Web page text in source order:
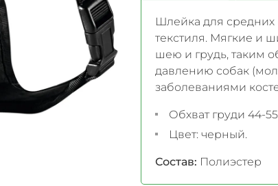
Шлейка для средних
текстиля. Мягкие и
шею и грудь, таким
давлению собак
заболеваниями
Обхват груди 44-
Цвет: черный.
Состав: Полиэстер